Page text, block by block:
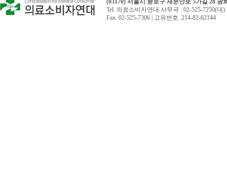
(03170) 서울시 종로구 새문안로 5가길 28 광
Tel. 의료소비자연대 사무국 : 02-525-7250(대
Fax. 02-525-7306 | 고유번호. 214-82-62144